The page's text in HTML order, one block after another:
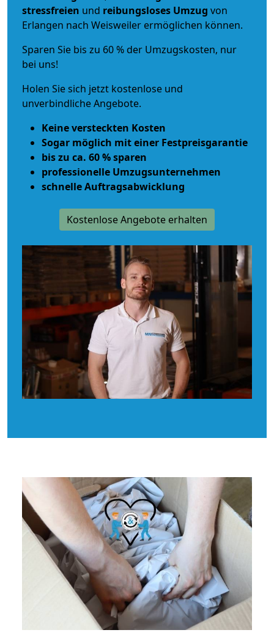
stressfreien und reibungsloses Umzug von
Erlangen nach Weisweiler ermöglichen können.
Sparen Sie bis zu 60 % der Umzugskosten, nur
bei uns!
Holen Sie sich jetzt kostenlose und
unverbindliche Angebote.
Keine versteckten Kosten
Sogar möglich mit einer Festpreisgarantie
bis zu ca. 60 % sparen
professionelle Umzugsunternehmen
schnelle Auftragsabwicklung
Kostenlose Angebote erhalten